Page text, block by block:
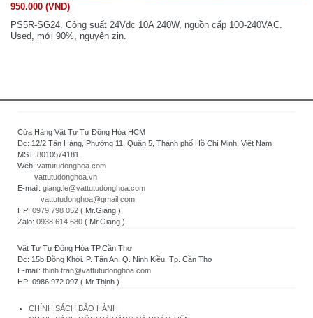
950.000 (VND)
PS5R-SG24. Công suất 24Vdc 10A 240W, nguồn cấp 100-240VAC.
Used, mới 90%, nguyên zin.
Cửa Hàng Vật Tư Tự Động Hóa HCM
Đc: 12/2 Tân Hàng, Phường 11, Quận 5, Thành phố Hồ Chí Minh, Việt Nam
MST: 8010574181
Web: vattutudonghoa.com
vattutudonghoa.vn
E-mail: giang.le@vattutudonghoa.com
vattutudonghoa@gmail.com
HP: 0979 798 052 ( Mr.Giang )
Zalo: 0938 614 680 ( Mr.Giang )
Vật Tư Tự Động Hóa TP.Cần Thơ
Đc: 15b Đồng Khởi. P. Tân An. Q. Ninh Kiều. Tp. Cần Thơ
E-mail: thinh.tran@vattutudonghoa.com
HP: 0986 972 097 ( Mr.Thịnh )
CHÍNH SÁCH BẢO HÀNH